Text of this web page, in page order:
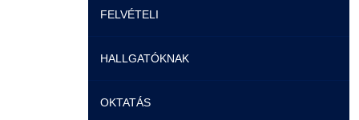
FELVÉTELI
Pontozási rendszer szabályai
Felvetteknek
HALLGATÓKNAK
Képzéseink
OKTATÁS